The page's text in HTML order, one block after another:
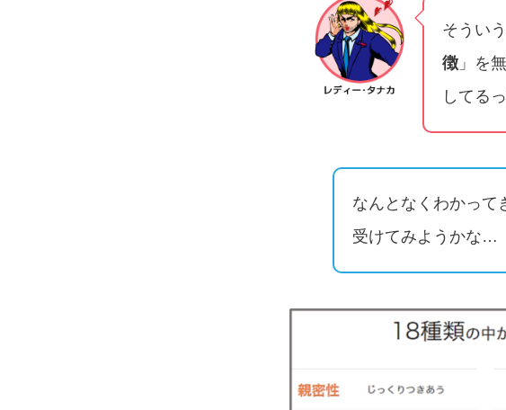
そうい
徴 」を
してる
なんとなくわかって
受けてみようかな…